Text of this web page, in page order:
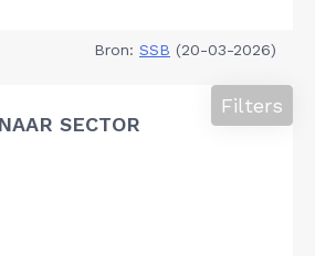
Bron: SSB (20-03-2026)
SECTOR
Filters